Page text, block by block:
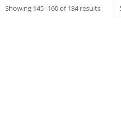
Showing 145–160 of 184 resultsSorted